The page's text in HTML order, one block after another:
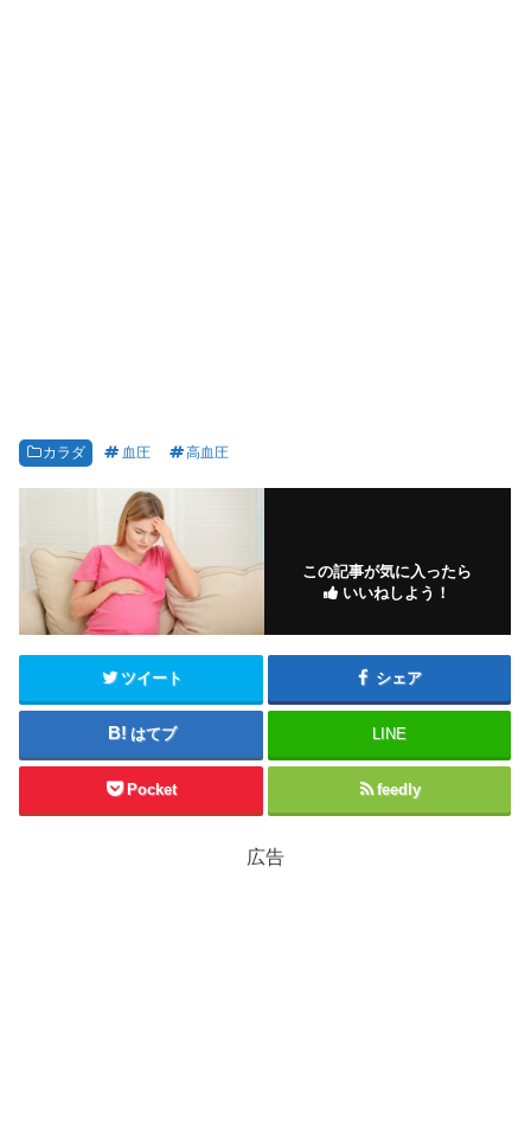
カラダ 血圧 高血圧
この記事が気に入ったら
いいねしよう！
ツイート シェア
はてブ LINE
Pocket feedly
広告